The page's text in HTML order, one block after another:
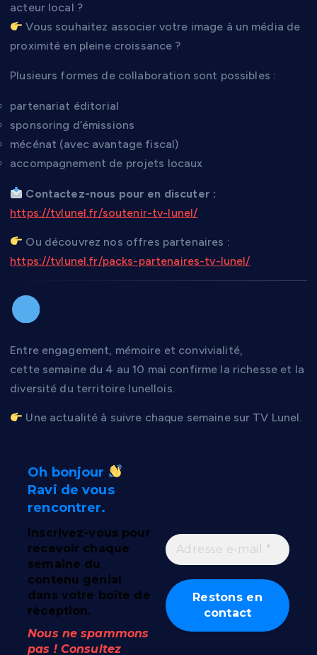
acteur local ?
Vous souhaitez associer votre image à un média de
proximité en pleine croissance ?
Plusieurs formes de collaboration sont possibles :
partenariat éditorial
sponsoring d’émissions
mécénat (avec avantage fiscal)
accompagnement de projets locaux
Contactez-nous pour en discuter :
https://tvlunel.fr/soutenir-tv-lunel/
Ou découvrez nos offres partenaires :
https://tvlunel.fr/packs-partenaires-tv-lunel/
Entre engagement, mémoire et convivialité,
cette semaine du 4 au 10 mai confirme la richesse et la
diversité du territoire lunellois.
Une actualité à suivre chaque semaine sur TV Lunel.
Oh bonjour
Ravi de vous
rencontrer.
Inscrivez-vous pour
recevoir chaque
semaine du
contenu génial
dans votre boîte de
réception.
Nous ne spammons
pas ! Consultez